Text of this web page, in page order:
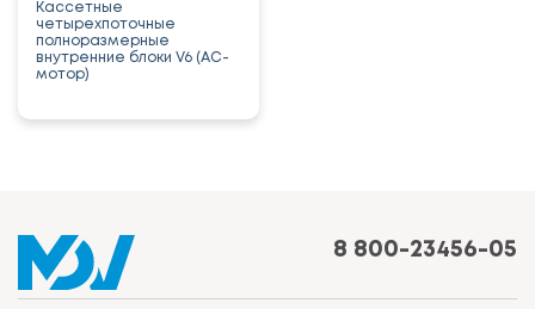
Кассетные
четырехпоточные
полноразмерные
внутренние блоки V6 (AC-
мотор)
8 800-23456-05